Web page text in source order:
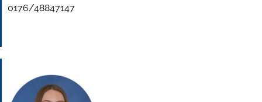
0176/48847147